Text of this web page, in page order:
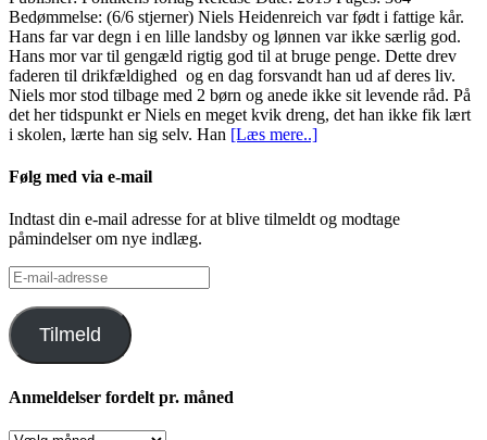
Bedømmelse: (6/6 stjerner) Niels Heidenreich var født i fattige kår.
Hans far var degn i en lille landsby og lønnen var ikke særlig god.
Hans mor var til gengæld rigtig god til at bruge penge. Dette drev
faderen til drikfældighed og en dag forsvandt han ud af deres liv.
Niels mor stod tilbage med 2 børn og anede ikke sit levende råd. På
det her tidspunkt er Niels en meget kvik dreng, det han ikke fik lært
i skolen, lærte han sig selv. Han [Læs mere..]
Følg med via e-mail
Indtast din e-mail adresse for at blive tilmeldt og modtage
påmindelser om nye indlæg.
E-
mail-
adresse
Tilmeld
Anmeldelser fordelt pr. måned